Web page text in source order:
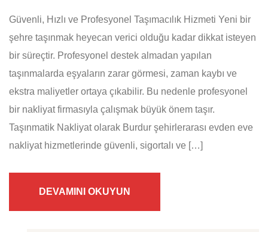
Güvenli, Hızlı ve Profesyonel Taşımacılık Hizmeti Yeni bir
şehre taşınmak heyecan verici olduğu kadar dikkat isteyen
bir süreçtir. Profesyonel destek almadan yapılan
taşınmalarda eşyaların zarar görmesi, zaman kaybı ve
ekstra maliyetler ortaya çıkabilir. Bu nedenle profesyonel
bir nakliyat firmasıyla çalışmak büyük önem taşır.
Taşınmatik Nakliyat olarak Burdur şehirlerarası evden eve
nakliyat hizmetlerinde güvenli, sigortalı ve […]
DEVAMINI OKUYUN